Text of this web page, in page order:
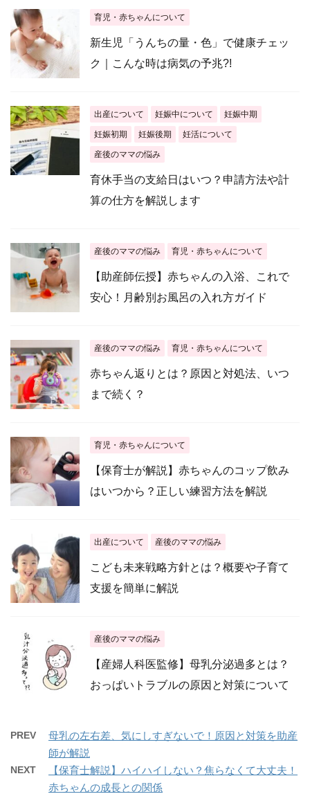
育児・赤ちゃんについて
新生児「うんちの量・色」で健康チェッ
ク｜こんな時は病気の予兆?!
出産について 妊娠中について 妊娠中期
妊娠初期 妊娠後期 妊活について
産後のママの悩み
育休手当の支給日はいつ？申請方法や計
算の仕方を解説します
産後のママの悩み 育児・赤ちゃんについて
【助産師伝授】赤ちゃんの入浴、これで
安心！月齢別お風呂の入れ方ガイド
産後のママの悩み 育児・赤ちゃんについて
赤ちゃん返りとは？原因と対処法、いつ
まで続く？
育児・赤ちゃんについて
【保育士が解説】赤ちゃんのコップ飲み
はいつから？正しい練習方法を解説
出産について 産後のママの悩み
こども未来戦略方針とは？概要や子育て
支援を簡単に解説
産後のママの悩み
【産婦人科医監修】母乳分泌過多とは？
おっぱいトラブルの原因と対策について
PREV
母乳の左右差、気にしすぎないで！原因と対策を助産
師が解説
NEXT
【保育士解説】ハイハイしない？焦らなくて大丈夫！
赤ちゃんの成長との関係